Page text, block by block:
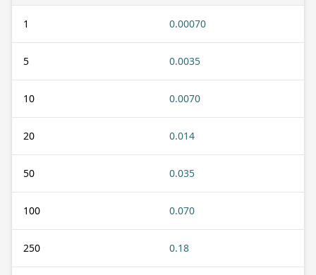
1 0.00070
5 0.0035
10 0.0070
20 0.014
50 0.035
100 0.070
250 0.18